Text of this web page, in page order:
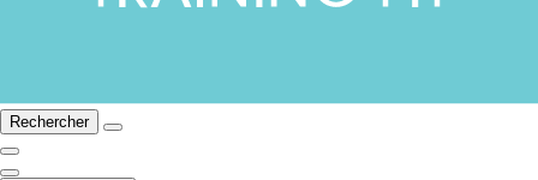
Rechercher